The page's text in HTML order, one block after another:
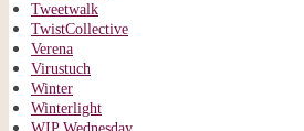
Tweetwalk
TwistCollective
Verena
Virustuch
Winter
Winterlight